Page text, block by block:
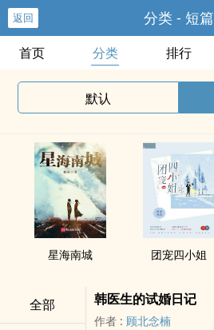
返回 分类 - 短篇
首页 分类 排行
默认
星海南城 团宠四小姐
全部 韩医生的试婚日记
作者 : 顾北念楠